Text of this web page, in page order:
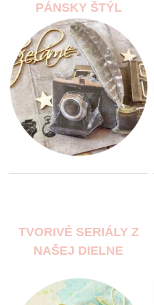
PÁNSKY ŠTÝL
TVORIVÉ SERIÁLY Z
NAŠEJ DIELNE